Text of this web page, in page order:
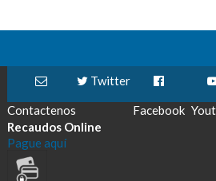
Contactenos
Twitter
Facebook
Recaudos Online
Pague aquí